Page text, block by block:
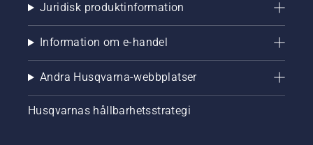
Juridisk produktinformation
Information om e-handel
Andra Husqvarna-webbplatser
Husqvarnas hållbarhetsstrategi